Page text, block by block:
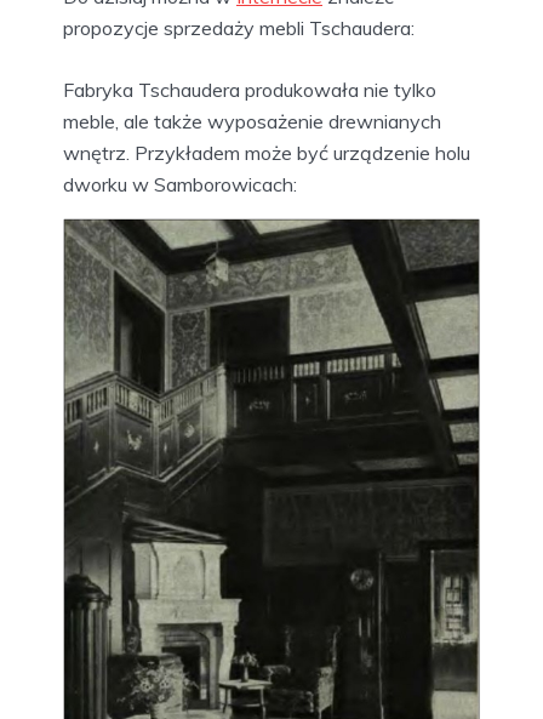
propozycje sprzedaży mebli Tschaudera:
Fabryka Tschaudera produkowała nie tylko
meble, ale także wyposażenie drewnianych
wnętrz. Przykładem może być urządzenie holu
dworku w Samborowicach: